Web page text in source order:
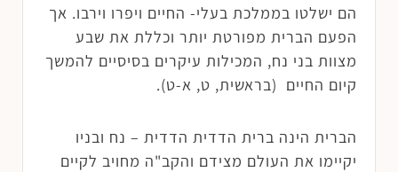
הם ישלטו בממלכת בעלי- החיים ויפרו וירבו. אך
הפעם הברית מפורטת יותר וכללת את שבע
מצוות בני נח, המכילות עיקרים בסיסיים להמשך
קיום החיים (בראשית, ט, א-ט).
הברית הינה ברית הדדית הדדית – נח ובניו
יקיימו את העולם מצידם והקב"ה מחויב לקיים